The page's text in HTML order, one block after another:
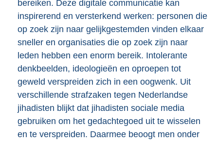
bereiken. Deze digitale communicatie kan
inspirerend en versterkend werken: personen die
op zoek zijn naar gelijkgestemden vinden elkaar
sneller en organisaties die op zoek zijn naar
leden hebben een enorm bereik. Intolerante
denkbeelden, ideologieën en oproepen tot
geweld verspreiden zich in een oogwenk. Uit
verschillende strafzaken tegen Nederlandse
jihadisten blijkt dat jihadisten sociale media
gebruiken om het gedachtegoed uit te wisselen
en te verspreiden. Daarmee beoogt men onder